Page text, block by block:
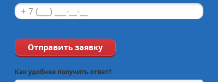
Отправить заявку
Как удобнее получить ответ?